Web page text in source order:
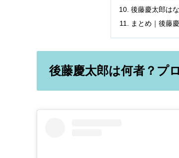
後藤慶太郎は
まとめ｜後藤
後藤慶太郎は何者？プ